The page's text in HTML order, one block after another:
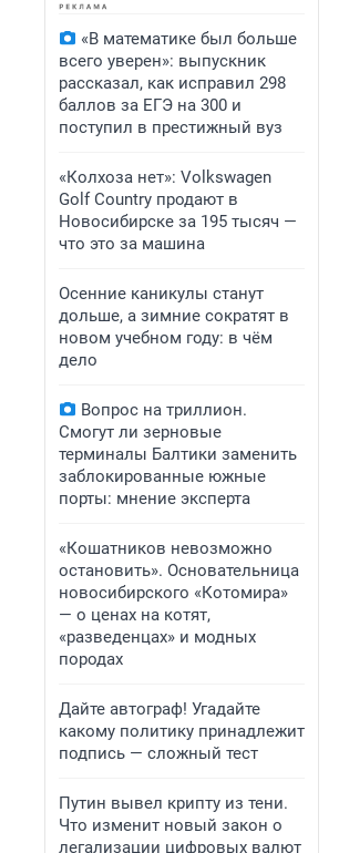
«В математике был больше
всего уверен»: выпускник
рассказал, как исправил 298
баллов за ЕГЭ на 300 и
поступил в престижный вуз
«Колхоза нет»: Volkswagen
Golf Сountry продают в
Новосибирске за 195 тысяч —
что это за машина
Осенние каникулы станут
дольше, а зимние сократят в
новом учебном году: в чём
дело
Вопрос на триллион.
Смогут ли зерновые
терминалы Балтики заменить
заблокированные южные
порты: мнение эксперта
«Кошатников невозможно
остановить». Основательница
новосибирского «Котомира»
— о ценах на котят,
«разведенцах» и модных
породах
Дайте автограф! Угадайте
какому политику принадлежит
подпись — сложный тест
Путин вывел крипту из тени.
Что изменит новый закон о
легализации цифровых валют